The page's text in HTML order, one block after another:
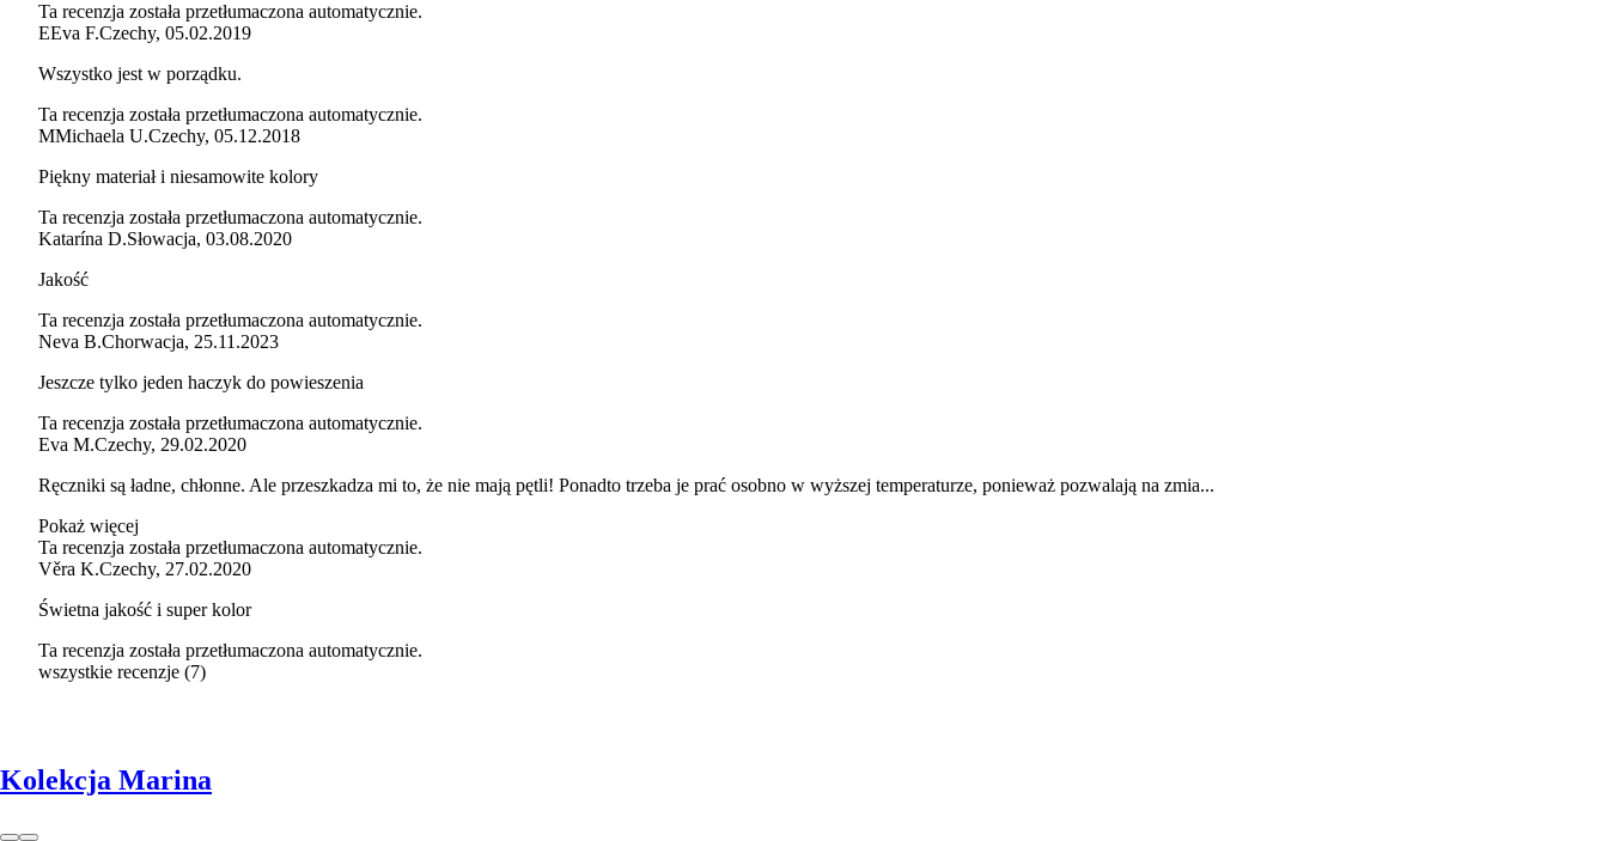
Ta recenzja została przetłumaczona automatycznie.
EEva F.Czechy, 05.02.2019
Wszystko jest w porządku.
Ta recenzja została przetłumaczona automatycznie.
MMichaela U.Czechy, 05.12.2018
Piękny materiał i niesamowite kolory
Ta recenzja została przetłumaczona automatycznie.
Katarína D.Słowacja, 03.08.2020
Jakość
Ta recenzja została przetłumaczona automatycznie.
Neva B.Chorwacja, 25.11.2023
Jeszcze tylko jeden haczyk do powieszenia
Ta recenzja została przetłumaczona automatycznie.
Eva M.Czechy, 29.02.2020
Ręczniki są ładne, chłonne. Ale przeszkadza mi to, że nie mają pętli! Ponadto trzeba je prać osobno w wyższej temperaturze, ponieważ pozwalają na zmia...
Pokaż więcej
Ta recenzja została przetłumaczona automatycznie.
Věra K.Czechy, 27.02.2020
Świetna jakość i super kolor
Ta recenzja została przetłumaczona automatycznie.
wszystkie recenzje (7)
Kolekcja Marina